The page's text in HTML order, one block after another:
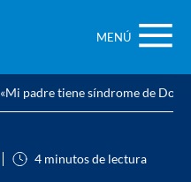
MENÚ
«Mi padre tiene síndrome de
4 minutos de lectura